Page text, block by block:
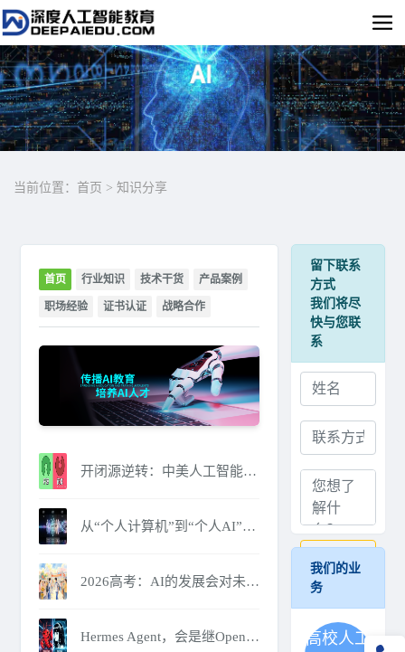
当前位置： 首页 > 知识分享
首页 行业知识 技术干货 产品案例
职场经验 证书认证 战略合作
开闭源逆转：中美人工智能竞赛的逻辑换轨与范式重构
从“个人计算机”到“个人AI”：Agent PC开启的计算范式革命
2026高考：AI的发展会对未来高考会造成什么影响吗？
Hermes Agent，会是继OpenClaw之后的另一个爆款吗？
留下联系
方式
我们将尽
快与您联
系
我们的业
务
高校人工